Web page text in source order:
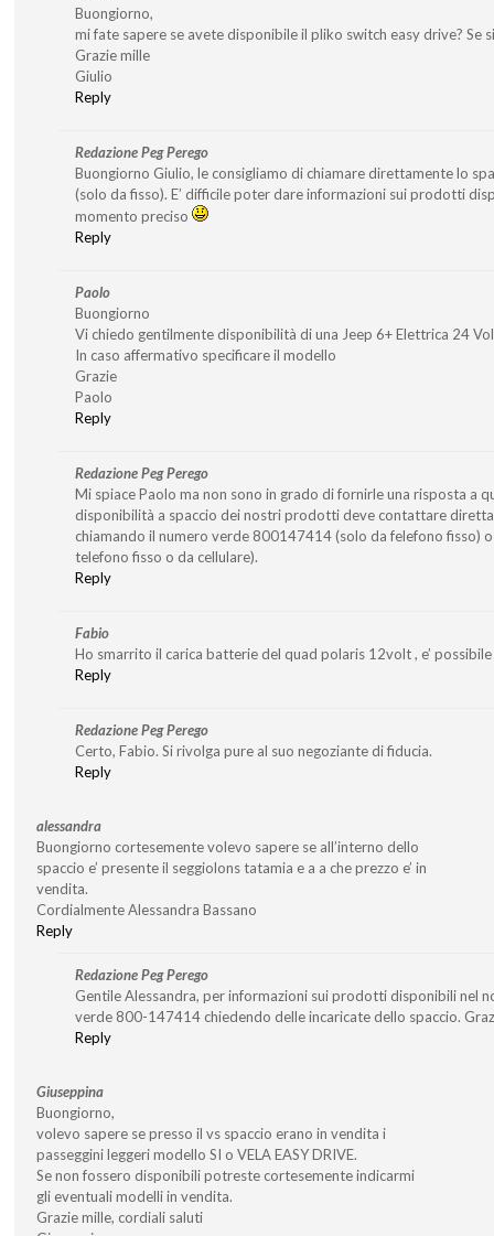
Buongiorno,
mi fate sapere se avete disponibile il pliko switch easy drive? Se
Grazie mille
Giulio
Reply
Redazione Peg Perego
Buongiorno Giulio, le consigliamo di chiamare direttamente lo
(solo da fisso). E’ difficile poter dare informazioni sui prodotti
momento preciso
Reply
Paolo
Buongiorno
Vi chiedo gentilmente disponibilità di una Jeep 6+ Elettrica 24
In caso affermativo specificare il modello
Grazie
Paolo
Reply
Redazione Peg Perego
Mi spiace Paolo ma non sono in grado di fornirle una risposta a
disponibilità a spaccio dei nostri prodotti deve contattare
chiamando il numero verde 800147414 (solo da felefono fisso)
telefono fisso o da cellulare).
Reply
Fabio
Ho smarrito il carica batterie del quad polaris 12volt , e’
Reply
Redazione Peg Perego
Certo, Fabio. Si rivolga pure al suo negoziante di fiducia.
Reply
alessandra
Buongiorno cortesemente volevo sapere se all’interno dello
spaccio e’ presente il seggiolons tatamia e a a che prezzo e’ in
vendita.
Cordialmente Alessandra Bassano
Reply
Redazione Peg Perego
Gentile Alessandra, per informazioni sui prodotti disponibili nel
verde 800-147414 chiedendo delle incaricate dello spaccio.
Reply
Giuseppina
Buongiorno,
volevo sapere se presso il vs spaccio erano in vendita i
passeggini leggeri modello SI o VELA EASY DRIVE.
Se non fossero disponibili potreste cortesemente indicarmi
gli eventuali modelli in vendita.
Grazie mille, cordiali saluti